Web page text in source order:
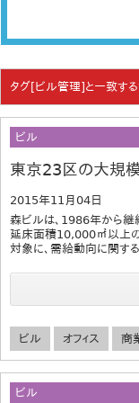
タグ[ビル管理]と一致す
ビル
東京23区の大規
2015年11月04日
森ビルは、1986年から
延床面積10,000㎡以上の
対象に、需給動向に関す
ビル オフィス 商
ビル